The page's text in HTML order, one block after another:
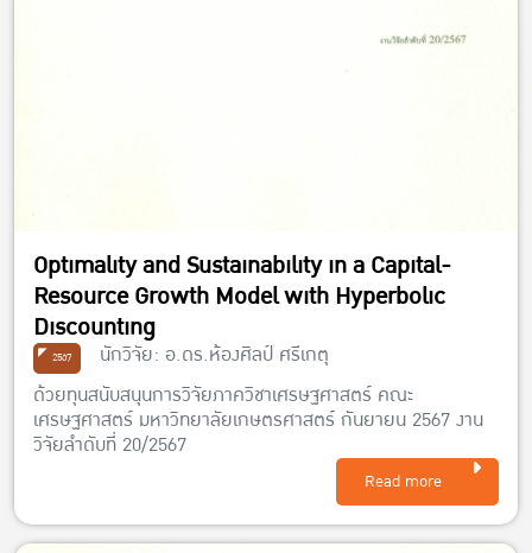
Optimality and Sustainability in a Capital-
Resource Growth Model with Hyperbolic
Discounting
2567
นักวิจัย: อ.ดร.ห้องศิลป์ ศรีเกตุ
ด้วยทุนสนับสนุนการวิจัยภาควิชาเศรษฐศาสตร์ คณะ
เศรษฐศาสตร์ มหาวิทยาลัยเกษตรศาสตร์ กันยายน 2567 งาน
วิจัยลำดับที่ 20/2567
Read more